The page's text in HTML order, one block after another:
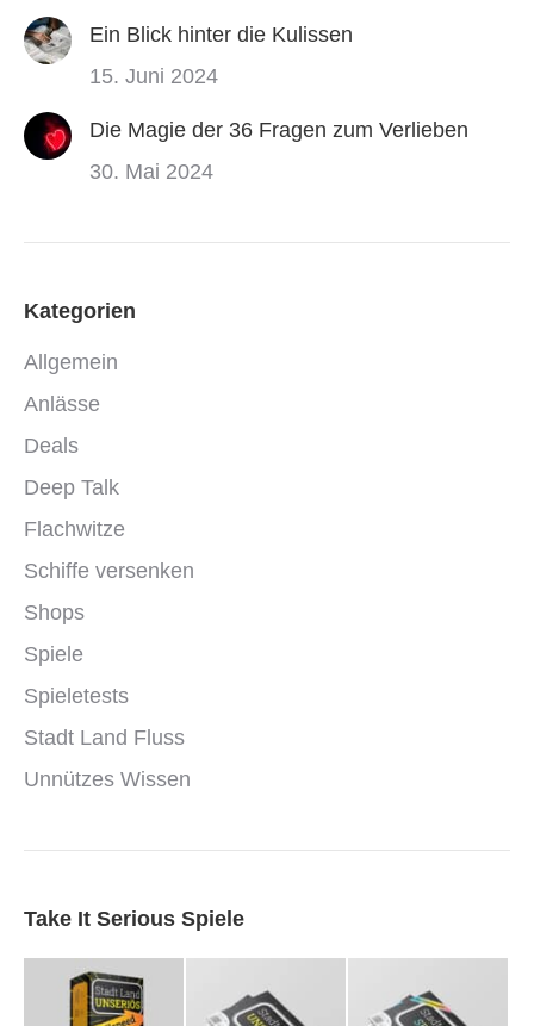
Ein Blick hinter die Kulissen
15. Juni 2024
Die Magie der 36 Fragen zum Verlieben
30. Mai 2024
Kategorien
Allgemein
Anlässe
Deals
Deep Talk
Flachwitze
Schiffe versenken
Shops
Spiele
Spieletests
Stadt Land Fluss
Unnützes Wissen
Take It Serious Spiele